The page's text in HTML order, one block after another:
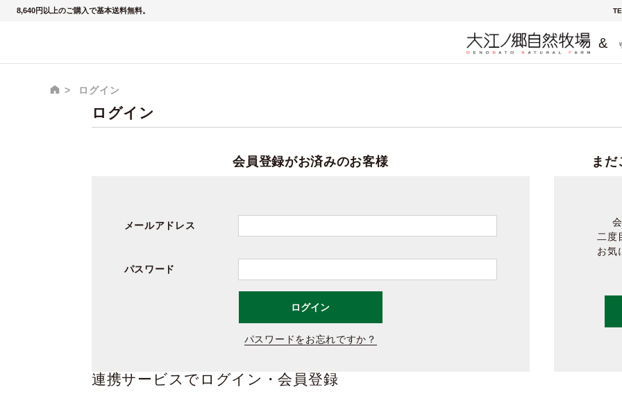
8,640円以上のご購入で基本送料無料。
&
ログイン
ログイン
会員登録がお済みのお客様
メールアドレス
パスワード
ログイン
パスワードをお忘れですか？
まだ
二度
お気
連携サービスでログイン・会員登録